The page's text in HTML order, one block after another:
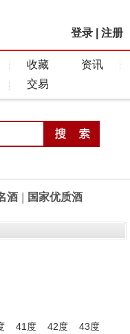
登录 注册
收藏
资讯
交易
酒 国家优质酒
41度 42度
43度